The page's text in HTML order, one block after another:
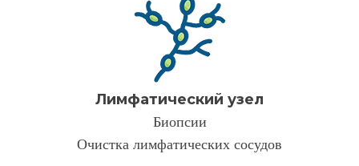
Лимфатический узел
Биопсии
Очистка лимфатических сосудов